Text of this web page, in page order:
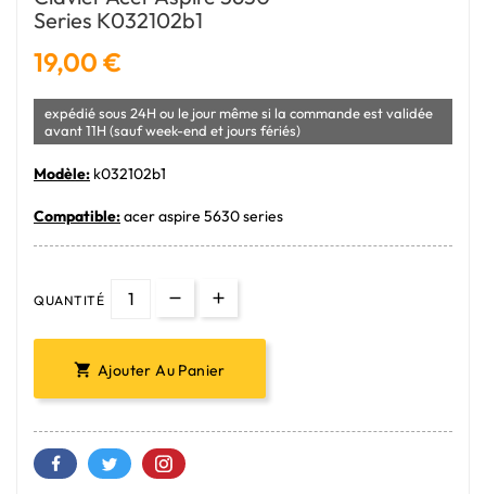
Series K032102b1
19,00 €
expédié sous 24H ou le jour même si la commande est validée
avant 11H (sauf week-end et jours fériés)
Modèle: k032102b1
Compatible:acer aspire 5630 series
QUANTITÉ
 Ajouter Au Panier